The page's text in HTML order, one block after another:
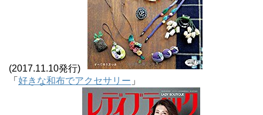
(2017.11.10発行)
「 好きな和布でアクセサリー 」